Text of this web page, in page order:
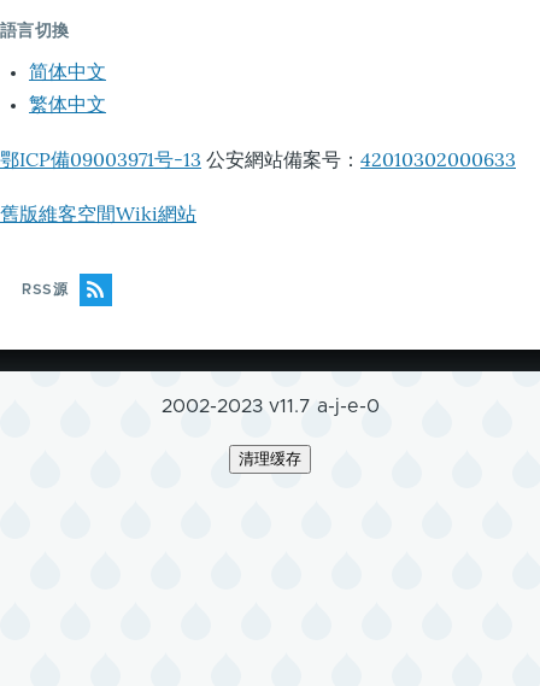
語言切換
简体中文
繁体中文
鄂ICP備09003971号-13 公安網站備案号： 42010302000633
舊版維客空間Wiki網站
RSS源
2002-2023 v11.7 a-j-e-0